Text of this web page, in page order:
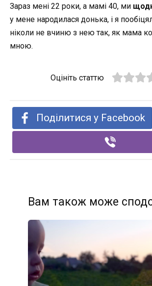
Зараз мені 22 роки, а мамі 40, ми
у мене народилася донька, і я
ніколи не вчиню з нею так, як мама
мною.
Оцініть статтю
Поділитися у Facebook
Вам також може